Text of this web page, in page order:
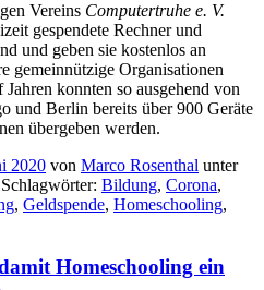
Vereins Computertruhe e. V.
gespendete Rechner und
und geben sie kostenlos an
gemeinnützige Organisationen
konnten so ausgehend von
und Berlin bereits über 900 Geräte
übergeben werden.
2020 von Marco Rosenthal unter
Bildung, Corona,
, Geldspende, Homeschooling,
Homeschooling ein